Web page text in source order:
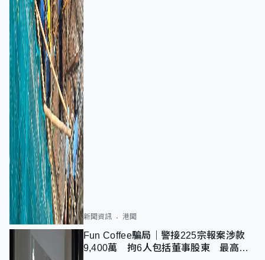
新聞資訊 港聞
Fun Coffee騙局｜警接225宗報案涉款
9,400萬 拘6人包括董事股東 最高金